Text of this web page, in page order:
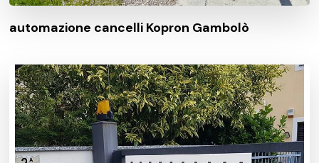
automazione cancelli Kopron Gambolò